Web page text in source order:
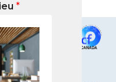
*
2026